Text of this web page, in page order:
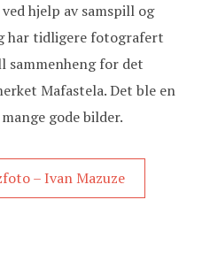
hjelp av samspill og
har tidligere fotografert
sammenheng for det
Mafastela. Det ble en
gode bilder.
– Ivan Mazuze